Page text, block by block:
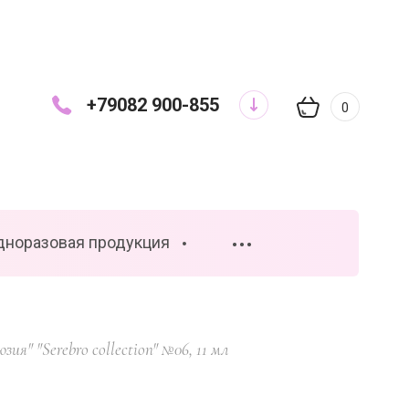
0
+79082 900-855
продукция •••
"Serebro collection" №06, 11 мл